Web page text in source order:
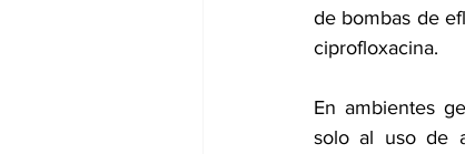
de bombas de
ciprofloxacina.
En ambientes
solo al uso de